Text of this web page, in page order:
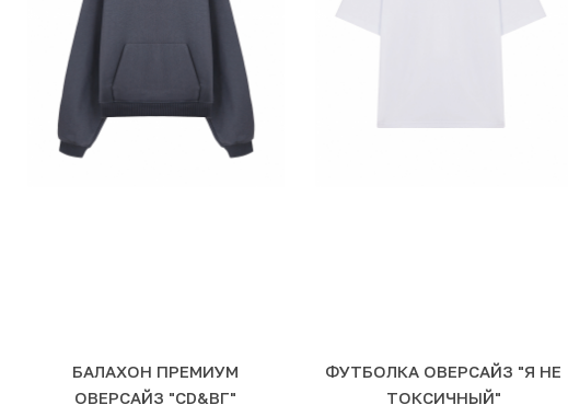
БАЛАХОН ПРЕМИУМ
ОВЕРСАЙЗ "CD&ВГ"
ФУТБОЛКА ОВЕРСАЙЗ "Я НЕ
ТОКСИЧНЫЙ"